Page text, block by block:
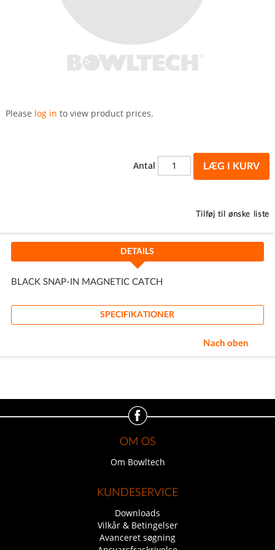
tilPlease log in to view product prices.
Antal LÆG I KURV
Tilføj til ønske liste
DETAILS
BLACK SNAP-IN MAGNETIC CATCH
SPECIFIKATIONER
Nach oben
OM OS
Om Bowltech
KUNDESERVICE
Downloads
Vilkår & Betingelser
Avanceret søgning